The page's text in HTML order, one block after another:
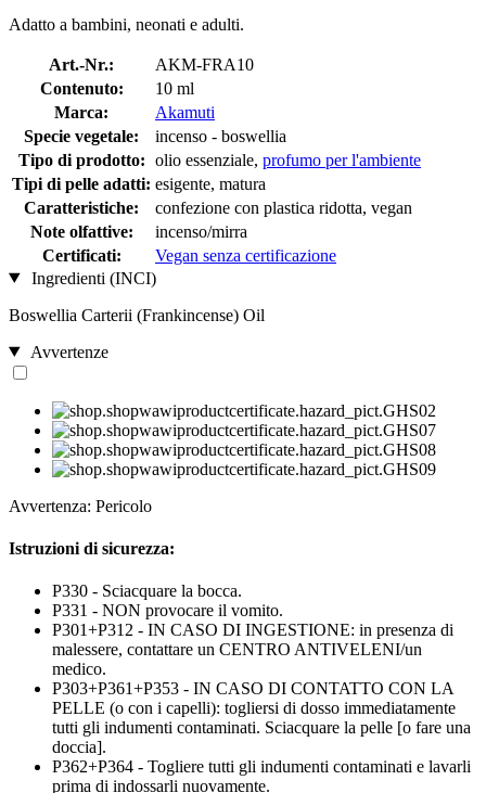
Adatto a bambini, neonati e adulti.
Art.-Nr.:
AKM-FRA10
Contenuto:
10 ml
Marca:
Akamuti
Specie vegetale:
incenso - boswellia
Tipo di prodotto: olio essenziale, profumo per l'ambiente
Tipi di pelle adatti: esigente, matura
Caratteristiche:
confezione con plastica ridotta, vegan
Note olfattive:
incenso/mirra
Certificati:
Vegan senza certificazione
Ingredienti (INCI)
Boswellia Carterii (Frankincense) Oil
Avvertenze
Avvertenza: Pericolo
Istruzioni di sicurezza:
P330 - Sciacquare la bocca.
P331 - NON provocare il vomito.
P301+P312 - IN CASO DI INGESTIONE: in presenza di
malessere, contattare un CENTRO ANTIVELENI/un
medico.
P303+P361+P353 - IN CASO DI CONTATTO CON LA
PELLE (o con i capelli): togliersi di dosso immediatamente
tutti gli indumenti contaminati. Sciacquare la pelle [o fare una
doccia].
P362+P364 - Togliere tutti gli indumenti contaminati e lavarli
prima di indossarli nuovamente.